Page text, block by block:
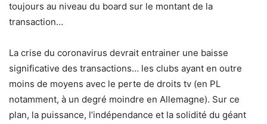
toujours au niveau du board sur le montant de la
transaction…
La crise du coronavirus devrait entrainer une baisse
significative des transactions… les clubs ayant en outre
moins de moyens avec le perte de droits tv (en PL
notamment, à un degré moindre en Allemagne). Sur ce
plan, la puissance, l’indépendance et la solidité du géant